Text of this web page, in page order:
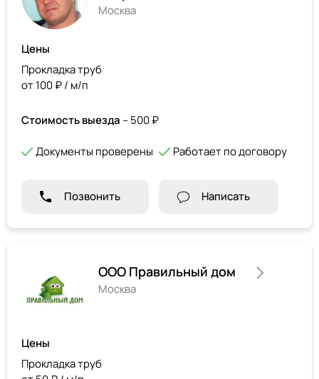
Москва
Цены
Прокладка труб
от 100 ₽ / м/п
Стоимость выезда – 500 ₽
Документы проверены Работает по договору
Позвонить Написать
ООО Правильный дом
Москва
Цены
Прокладка труб